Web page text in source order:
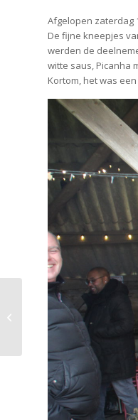
Afgelopen zaterdag
De fijne kneepjes
werden de
witte saus, Picanha
Kortom, het was
11 nov 2017 –
Workshop WinterBBQ
bij Dutch Food School